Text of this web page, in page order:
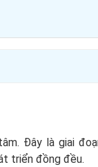
Đây là giai
triển đồng đều.